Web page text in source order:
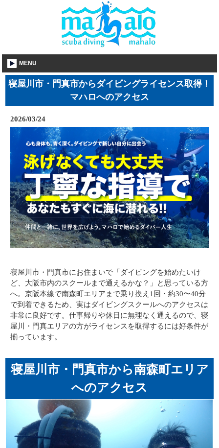
MENU
寝屋川市・門真市からダイビングライセンス取得！
マハロへのアクセス
2026/03/24
寝屋川市・門真市にお住まいで「ダイビングを始めたいけ
ど、大阪市内のスクールまで通えるかな？」と思っている方
へ。京阪本線で南森町エリアまで乗り換え1回・約30〜40分
で到着できるため、実はダイビングスクールへのアクセスは
非常に良好です。仕事帰りや休日に無理なく通えるので、寝
屋川・門真エリアの方がライセンスを取得するには好条件が
揃っています。
寝屋川市・門真市から南森町エリア
へのアクセス